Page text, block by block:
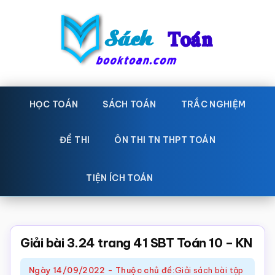
Sách
Toán
toán
Học
toán,
giáo
Toán,
HỌC TOÁN SÁCH TOÁN TRẮC NGHIỆM
ĐỀ THI ÔN THI TN THPT TOÁN
TIỆN ÍCH TOÁN
Giải bài 3.24 trang 41 SBT Toán 10 – KN
Ngày 14/09/2022 - Thuộc chủ đề:Giải sách bài tập